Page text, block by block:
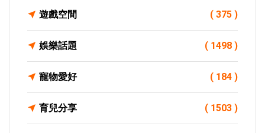
遊戲空間 ( 375 )
娛樂話題 ( 1498 )
寵物愛好 ( 184 )
育兒分享 ( 1503 )